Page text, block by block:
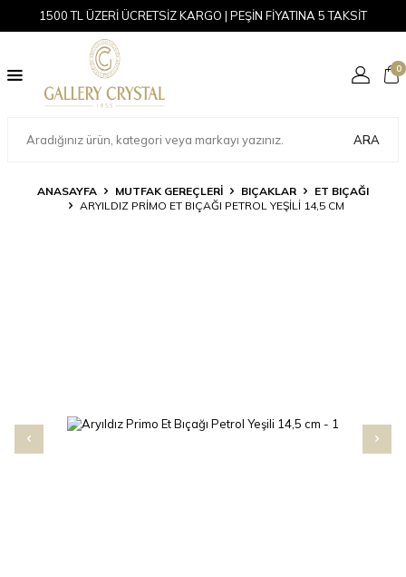
1500 TL ÜZERİ ÜCRETSİZ KARGO | PEŞİN FİYATINA 5 TAKSİT
ARA
0
ANASAYFA MUTFAK GEREÇLERİ BIÇAKLAR
ET BIÇAĞI
ARYILDIZ PRIMO ET BIÇAĞI PETROL YEŞILI 14,5 CM